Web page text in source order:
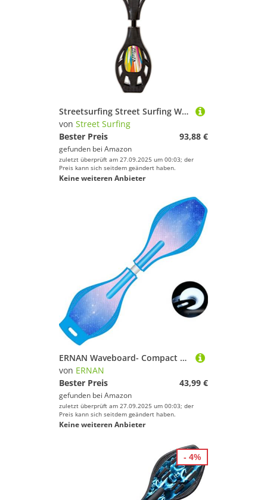
Streetsurfing Street Surfing Waveboard Wave LX-Design: Explosive, Schwarz, 87 x 17 x 19 cm
von Street Surfing
Bester Preis
93,88 €
gefunden bei Amazon
zuletzt überprüft am 27.09.2025 um 00:03; der
Preis kann sich seitdem geändert haben.
Keine weiteren Anbieter
ERNAN Waveboard- Compact Lightweight Caster Board Kids/Teens. Waveboard Kinder Street Surfen Caster Torsion Skateboard Double Decks Casterboards Mit LED Leuchtrollen (Nebula Blue)
von ERNAN
Bester Preis
43,99 €
gefunden bei Amazon
zuletzt überprüft am 27.09.2025 um 00:03; der
Preis kann sich seitdem geändert haben.
Keine weiteren Anbieter
- 4%